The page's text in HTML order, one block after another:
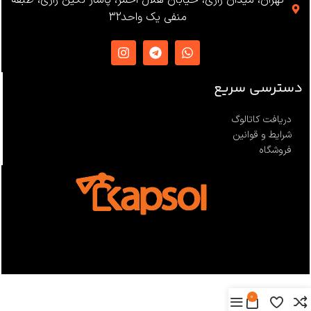
EN12841 ،EN341 ،ANSI Z359
،NFPA1983
ساخت
منفی یک واحد32
دسترسی سریع
دریافت کاتالوگ
شرایط و قوانین
فروشگاه
0